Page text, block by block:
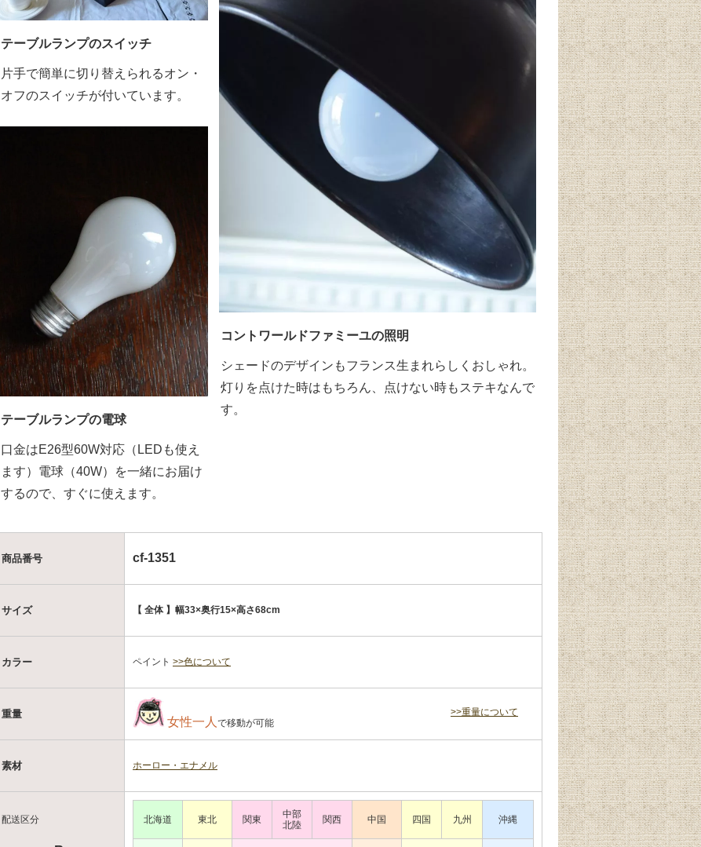
テーブルランプのスイッチ
片手で簡単に切り替えられるオン・
オフのスイッチが付いています。
テーブルランプの電球
口金はE26型60W対応（LEDも使え
ます）電球（40W）を一緒にお届け
するので、すぐに使えます。
コントワールドファミーユの照明
シェードのデザインもフランス生まれらしくおしゃれ。
灯りを点けた時はもちろん、点けない時もステキなんで
す。
商品番号 cf-1351
サイズ 【 全体 】幅33×奥行15×高さ68cm
カラー ペイント >>色について
重量
女性一人 で移動が可能
>>重量について
素材 ホーロー・エナメル
配送区分 北海道 東北 関東
中部
北陸
関西 中国 四国 九州 沖縄